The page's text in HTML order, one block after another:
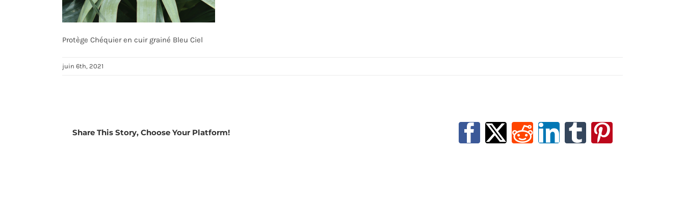
Protège Chéquier en cuir grainé Bleu Ciel
juin 6th, 2021
Share This Story, Choose Your Platform! Facebook
X RedditLinkedIn
TumblrPinterest